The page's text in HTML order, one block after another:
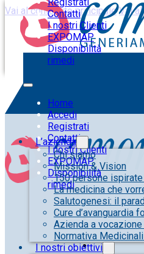
Vai al contenuto principale Vai
Contatti
I nostri Clienti
EXPOMAP
Disponibilità
rimedi
Home
Accedi
Registrati
Contatti
I nostri Clienti
EXPOMAP
Disponibilità
rimedi
L’azienda
Chi siamo
Mission & Vision
150 persone
La medicina che
Salutogenesi: il
Cure d’avanguardia
Azienda a
Normativa
I nostri obiettivi